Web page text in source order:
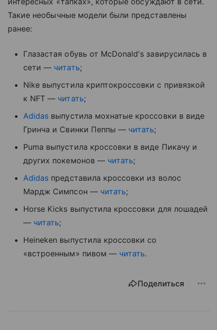
Такие необычные модели были представлены
ранее:
Глазастая обувь от McDonald's завирусилась в
сети — читать;
Nike выпустила криптокроссовки с привязкой
к NFT — читать;
Adidas выпустила мохнатые кроссовки в виде
Гринча и Свинки Пеппы — читать;
Puma выпустила кроссовки в виде Пикачу и
других покемонов — читать;
Adidas представила кроссовки из волос
Мардж Симпсон — читать;
Horse Kicks выпустила кроссовки для лошадей
— читать;
Heineken выпустила кроссовки со
«встроенным» пивом — читать.
Поделиться